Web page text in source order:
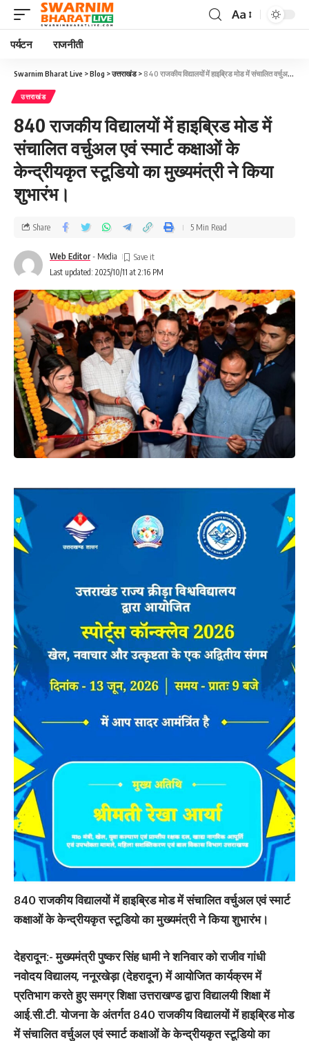
Aa
पर्यटन राजनीती
Swarnim Bharat Live >Blog >उत्तराखंड> 840 राजकीय विद्यालयों में हाइब्रिड मोड में संचालित वर्चुअल एवं स्मार्ट कक्षाओं के केन्द्रीयकृत स्टूडियो का मुख्यमंत्री ने किया शुभारंभ।
उत्तराखंड
840 राजकीय विद्यालयों में हाइब्रिड मोड में
संचालित वर्चुअल एवं स्मार्ट कक्षाओं के
केन्द्रीयकृत स्टूडियो का मुख्यमंत्री ने किया
शुभारंभ।
Last updated: 2025/10/11 at 2:16 PM
Web Editor - Media
Share 5 Min Read
840 राजकीय विद्यालयों में हाइब्रिड मोड में संचालित वर्चुअल एवं स्मार्ट
कक्षाओं के केन्द्रीयकृत स्टूडियो का मुख्यमंत्री ने किया शुभारंभ।
देहरादून:-मुख्यमंत्री पुष्कर सिंह धामी ने शनिवार को राजीव गांधी
नवोदय विद्यालय, ननूरखेड़ा (देहरादून) में आयोजित कार्यक्रम में
प्रतिभाग करते हुए समग्र शिक्षा उत्तराखण्ड द्वारा विद्यालयी शिक्षा में
आई.सी.टी. योजना के अंतर्गत 840 राजकीय विद्यालयों में हाइब्रिड मोड
में संचालित वर्चुअल एवं स्मार्ट कक्षाओं के केन्द्रीयकृत स्टूडियो का